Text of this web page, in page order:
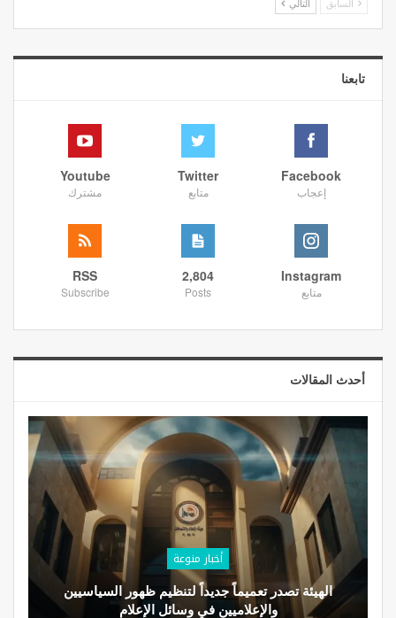
السابق التالي
تابعنا
Facebook
إعجاب
Twitter
متابع
Youtube
مشترك
Instagram
متابع
2,804
Posts
RSS
Subscribe
أحدث المقالات
أخبار منوعة
الهيئة تصدر تعميماً جديداً لتنظيم ظهور السياسيين
والإعلاميين في وسائل الإعلام